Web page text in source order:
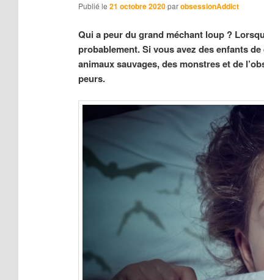
Publié le 21 octobre 2020 parobsessionAddict
Qui a peur du grand méchant loup ?
probablement. Si vous avez des enfants
animaux sauvages, des monstres et de
peurs.